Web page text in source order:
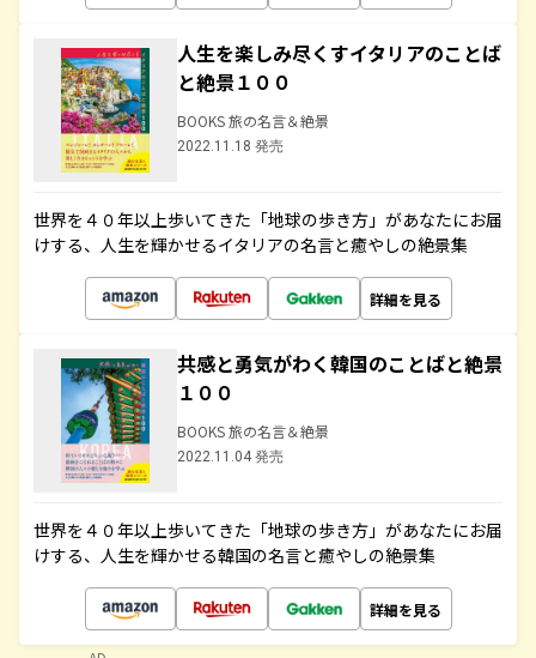
人生を楽しみ尽くすイタリアのことば
と絶景１００
BOOKS 旅の名言＆絶景
2022.11.18 発売
世界を４０年以上歩いてきた「地球の歩き方」があなたにお届
けする、人生を輝かせるイタリアの名言と癒やしの絶景集
詳細を見る
共感と勇気がわく韓国のことばと絶景
１００
BOOKS 旅の名言＆絶景
2022.11.04 発売
世界を４０年以上歩いてきた「地球の歩き方」があなたにお届
けする、人生を輝かせる韓国の名言と癒やしの絶景集
詳細を見る